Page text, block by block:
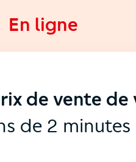
En ligne
de vente de
de 2 minutes